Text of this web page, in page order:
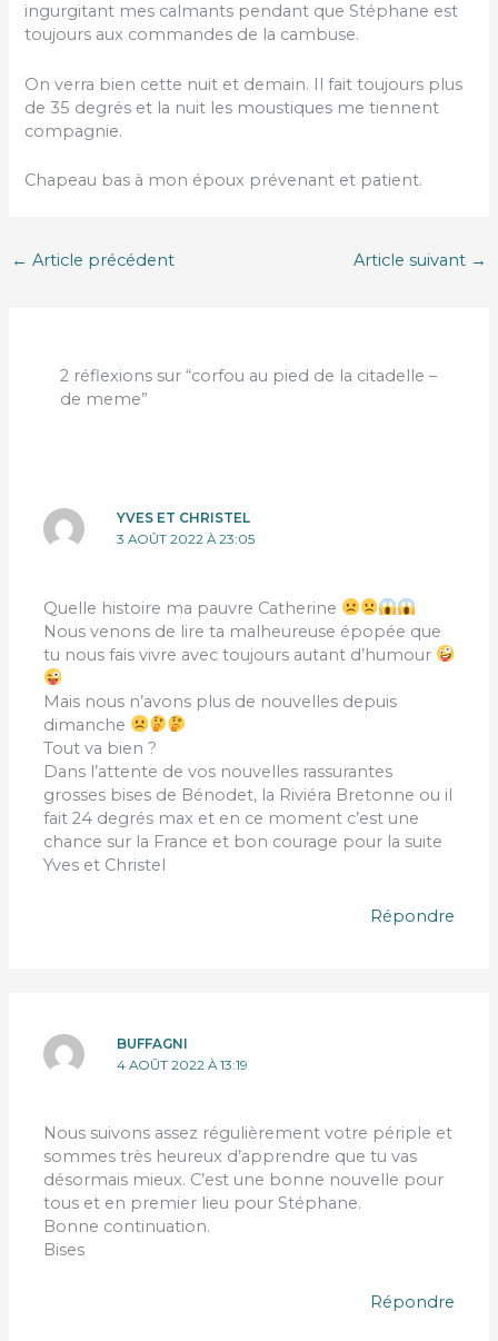
ingurgitant mes calmants pendant que Stéphane est
toujours aux commandes de la cambuse.
On verra bien cette nuit et demain. Il fait toujours plus
de 35 degrés et la nuit les moustiques me tiennent
compagnie.
Chapeau bas à mon époux prévenant et patient.
← Article précédent Article suivant →
2 réflexions sur “corfou au pied de la citadelle –
de meme”
YVES ET CHRISTEL
3 AOÛT 2022 À 23:05
Quelle histoire ma pauvre Catherine
Nous venons de lire ta malheureuse épopée que
tu nous fais vivre avec toujours autant d’humour
Mais nous n’avons plus de nouvelles depuis
dimanche
Tout va bien ?
Dans l’attente de vos nouvelles rassurantes
grosses bises de Bénodet, la Riviéra Bretonne ou il
fait 24 degrés max et en ce moment c’est une
chance sur la France et bon courage pour la suite
Yves et Christel
Répondre
BUFFAGNI
4 AOÛT 2022 À 13:19
Nous suivons assez régulièrement votre périple et
sommes très heureux d’apprendre que tu vas
désormais mieux. C’est une bonne nouvelle pour
tous et en premier lieu pour Stéphane.
Bonne continuation.
Bises
Répondre